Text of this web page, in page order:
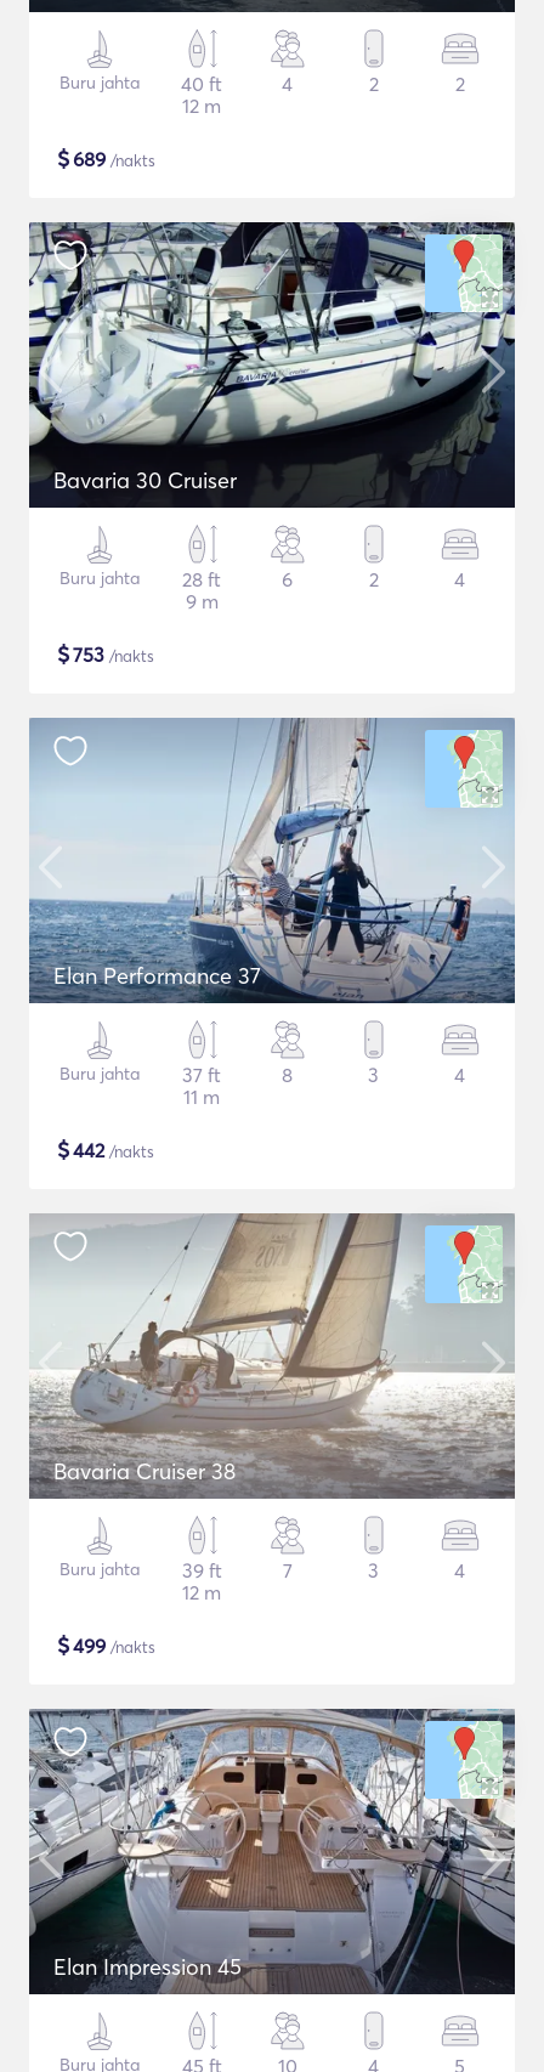
Buru jahta
40 ft
12 m
4 2 2
$689 /nakts
Bavaria 30 Cruiser
Buru jahta
28 ft
9 m
6 2 4
$753 /nakts
Elan Performance 37
Buru jahta
37 ft
11 m
8 3 4
$442/nakts
Bavaria Cruiser 38
Buru jahta
39 ft
12 m
7 3 4
$499 /nakts
Elan Impression 45
Buru jahta
45 ft
10 4 5